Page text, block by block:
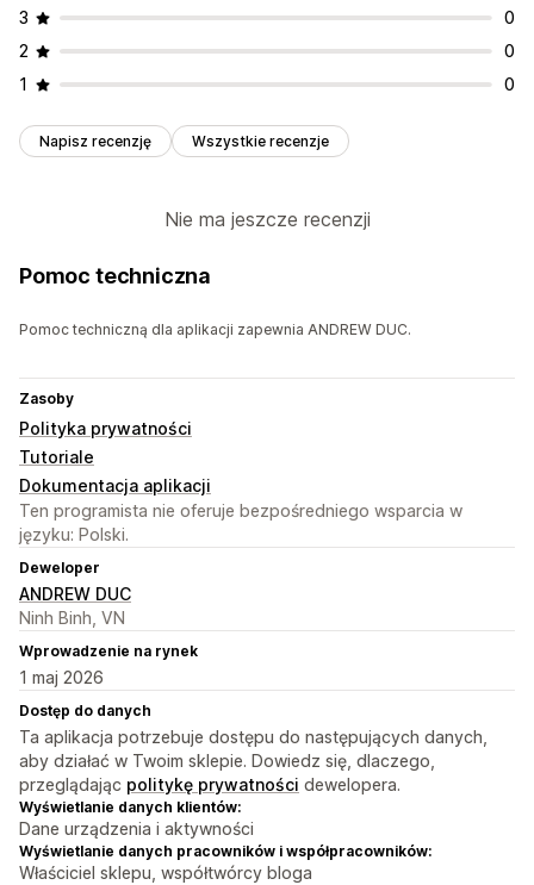
3
0
2
0
1
0
Napisz recenzję Wszystkie recenzje
Nie ma jeszcze recenzji
Pomoc techniczna
Pomoc techniczną dla aplikacji zapewnia ANDREW DUC.
Zasoby
Polityka prywatności
Tutoriale
Dokumentacja aplikacji
Ten programista nie oferuje bezpośredniego wsparcia w
języku: Polski.
Deweloper
ANDREW DUC
Ninh Binh, VN
Wprowadzenie na rynek
1 maj 2026
Dostęp do danych
Ta aplikacja potrzebuje dostępu do następujących danych,
aby działać w Twoim sklepie. Dowiedz się, dlaczego,
przeglądając politykę prywatności dewelopera.
Wyświetlanie danych klientów:
Dane urządzenia i aktywności
Wyświetlanie danych pracowników i współpracowników:
Właściciel sklepu, współtwórcy bloga